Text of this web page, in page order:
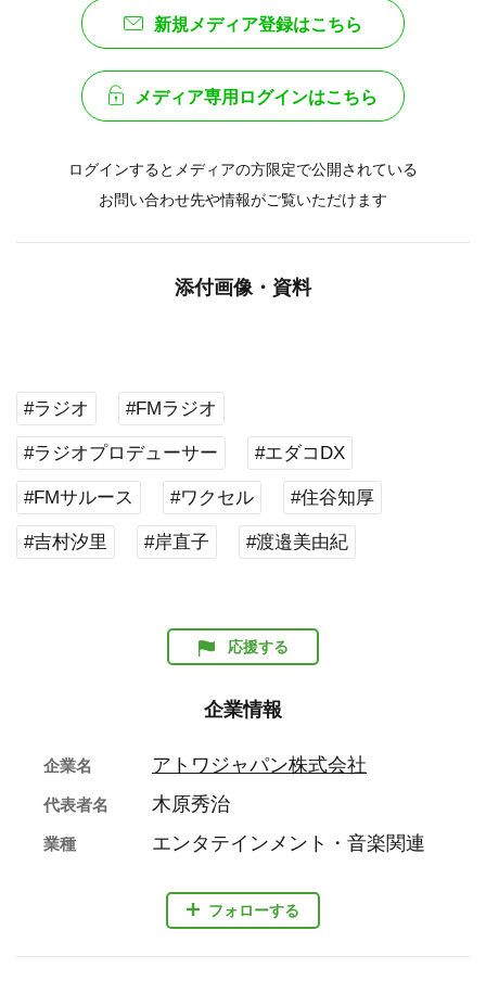
新規メディア登録はこちら
メディア専用ログインはこちら
ログインするとメディアの方限定で公開されている
お問い合わせ先や情報がご覧いただけます
添付画像・資料
#ラジオ #FMラジオ
#ラジオプロデューサー #エダコDX
#FMサルース #ワクセル #住谷知厚
#吉村汐里 #岸直子 #渡邉美由紀
応援する
企業情報
フォローする
企業名 アトワジャパン株式会社
代表者名 木原秀治
業種 エンタテインメント・音楽関連